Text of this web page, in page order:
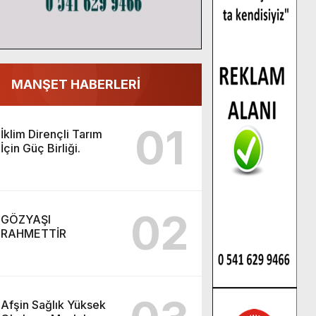
MANŞET HABERLERİ
İklim Dirençli Tarım
İçin Güç Birliği.
01
GÖZYAŞI
RAHMETTİR
02
Afşin Sağlık Yüksek